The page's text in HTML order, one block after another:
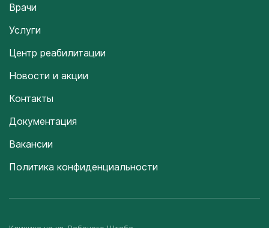
Врачи
Услуги
Центр реабилитации
Новости и акции
Контакты
Документация
Вакансии
Политика конфиденциальности